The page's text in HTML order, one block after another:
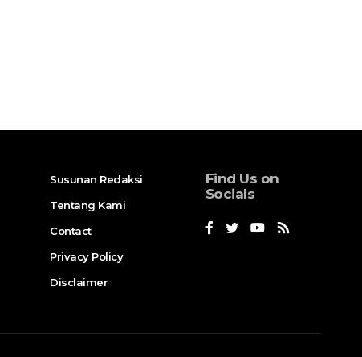
Susunan Redaksi
Tentang Kami
Contact
Privacy Policy
Disclaimer
Find Us on
Socials